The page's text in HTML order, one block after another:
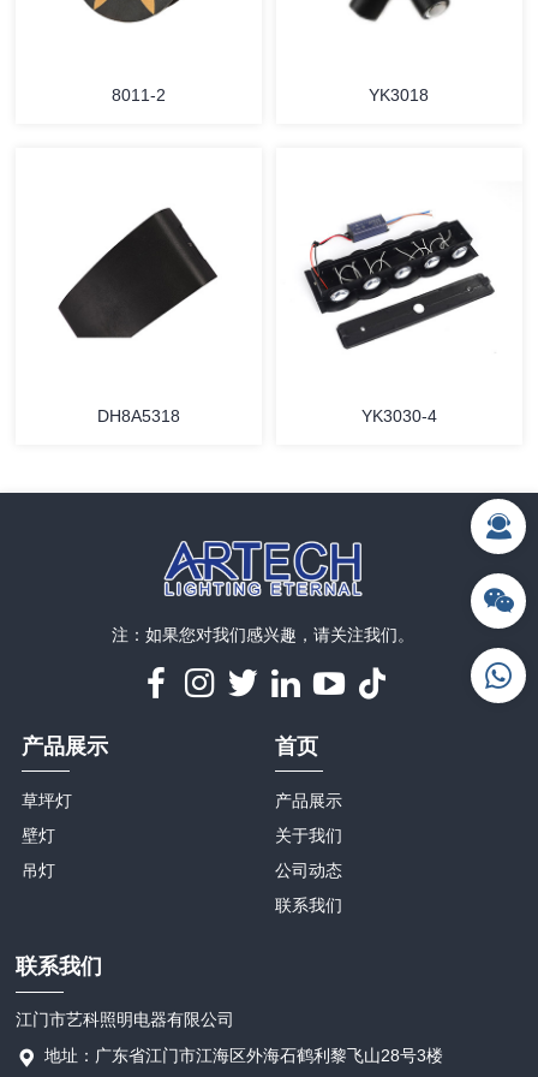
8011-2 YK3018
DH8A5318 YK3030-4
注：如果您对我们感兴趣，请关注我们。
产品展示
草坪灯
壁灯
吊灯
首页
产品展示
关于我们
公司动态
联系我们
联系我们
江门市艺科照明电器有限公司
地址：广东省江门市江海区外海石鹤利黎飞山28号3楼